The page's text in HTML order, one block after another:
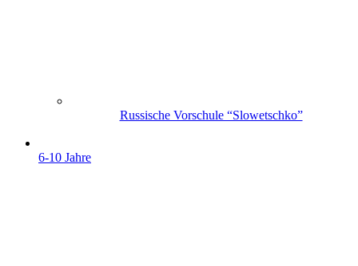
Russische Vorschule “Slowetschko”
6-10 Jahre